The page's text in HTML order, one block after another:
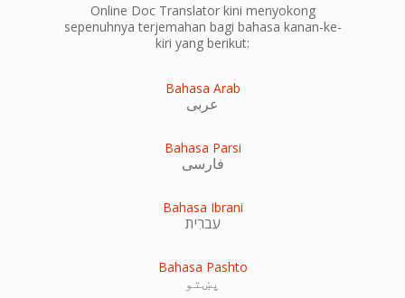
Online Doc Translator kini menyokong
sepenuhnya terjemahan bagi bahasa kanan-ke-
kiri yang berikut:
Bahasa Arab
عربى
Bahasa Parsi
فارسی
Bahasa Ibrani
עִברִית
Bahasa Pashto
پښتو